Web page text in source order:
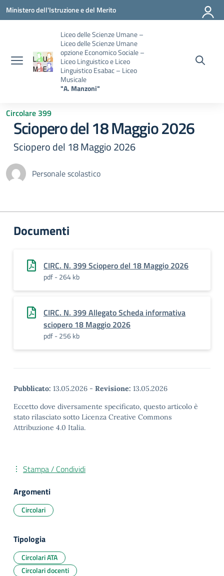
Vai ai contenuti
Vai al menu di navigazione
Vai al footer
Ministero dell'Istruzione e del Merito
Liceo delle Scienze Umane –
Liceo delle Scienze Umane
opzione Economico Sociale –
Liceo Linguistico e Liceo
Linguistico Esabac – Liceo
Musicale
"A. Manzoni"
Circolare 399
Sciopero del 18 Maggio 2026
Sciopero del 18 Maggio 2026
Personale scolastico
Documenti
CIRC. N. 399 Sciopero del 18 Maggio 2026
pdf - 264 kb
CIRC. N. 399 Allegato Scheda informativa
sciopero 18 Maggio 2026
pdf - 256 kb
Pubblicato: 13.05.2026 - Revisione: 13.05.2026
Eccetto dove diversamente specificato, questo articolo è
stato rilasciato sotto Licenza Creative Commons
Attribuzione 4.0 Italia.
Stampa / Condividi
Argomenti
Circolari
Tipologia
Circolari ATA
Circolari docenti